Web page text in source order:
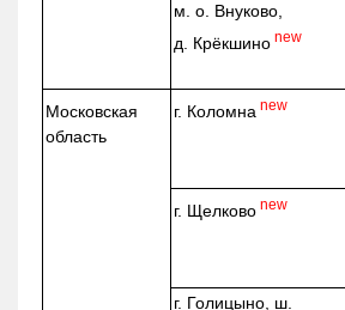
м. о. Внуково,
д. Крёкшино new
Московская
область
г. Коломна new
г. Щелково new
г. Голицыно, ш.